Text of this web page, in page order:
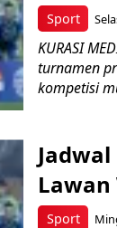
Sport
KURASI
turnamen
kompetisi
Sport